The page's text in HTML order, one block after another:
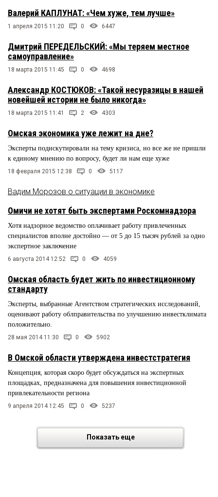
Валерий КАПЛУНАТ: «Чем хуже, тем лучше»
1 апреля 2015 11:20 0 6447
Дмитрий ПЕРЕДЕЛЬСКИЙ: «Мы теряем местное
самоуправление»
18 марта 2015 11:45 0 4698
Александр КОСТЮКОВ: «Такой несуразицы в нашей
новейшей истории не было никогда»
18 марта 2015 11:41 2 4303
Омская экономика уже лежит на дне?
Эксперты подискутировали на тему кризиса, но все же не пришли
к единому мнению по вопросу, будет ли нам еще хуже
18 февраля 2015 12:38 0 5117
Вадим Морозов о ситуации в экономике
Омичи не хотят быть экспертами Роскомнадзора
Хотя надзорное ведомство оплачивает работу привлеченных
специалистов вполне достойно — от 5 до 15 тысяч рублей за одно
экспертное заключение
6 августа 2014 12:52 0 4059
Омская область будет жить по инвестиционному
стандарту
Эксперты, выбранные Агентством стратегических исследований,
оценивают работу облправительства по улучшению инвестклимата
положительно.
28 мая 2014 11:30 0 5902
В Омской области утверждена инвестстратегия
Концепция, которая скоро будет обсуждаться на экспертных
площадках, предназначена для повышения инвестиционной
привлекательности региона
9 апреля 2014 12:45 0 5237
Показать еще